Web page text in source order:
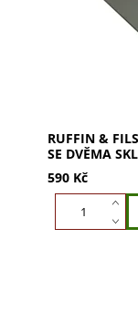
RUFFIN &
SE DVĚMA
590 Kč